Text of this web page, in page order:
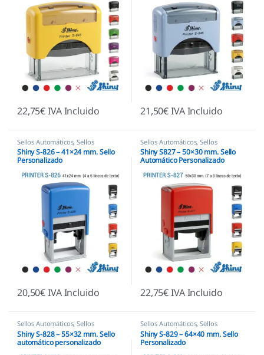
22,75€IVA Incluido 21,50€IVA Incluido
Sellos Automáticos,Sellos
empresas,Shiny
Shiny S-826 – 41×24 mm. Sello
Personalizado
20,50€IVA Incluido
Sellos Automáticos,Sellos
empresas,Shiny
Shiny S827 – 50×30 mm. Sello
Automático Personalizado
22,75€IVA Incluido
Sellos Automáticos,Sellos
empresas,Shiny
Shiny S-828 – 55×32 mm. Sello
automático personalizado
Sellos Automáticos,Sellos
empresas,Shiny
Shiny S-829 – 64×40 mm. Sello
Personalizado